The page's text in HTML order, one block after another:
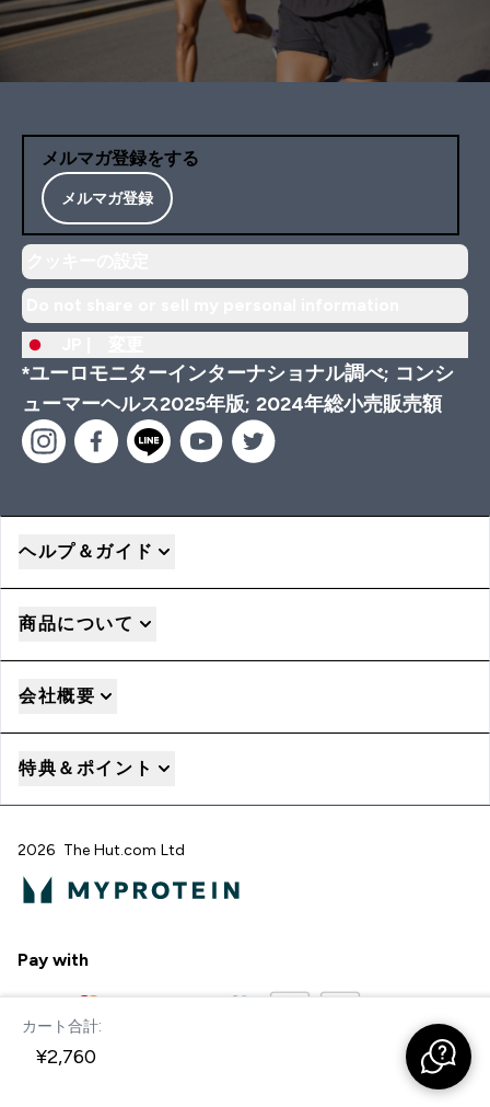
カート合計:
¥2,760‎
メルマガ登録をする
メルマガ登録
*ユーロモニターインターナショナル調べ; コンシ
ューマーヘルス2025年版; 2024年総小売販売額
ヘルプ＆ガイド
商品について
会社概要
特典＆ポイント
2026 The Hut.com Ltd
Pay with